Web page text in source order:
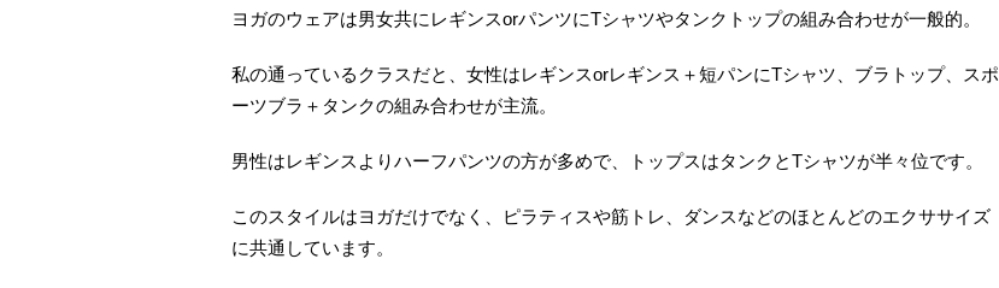
ヨガのウェアは男女共にレギンスorパンツにTシャツやタンクトップの組み合わせが一般的。
私の通っているクラスだと、女性はレギンスorレギンス＋短パンにTシャツ、ブラトップ、スポ
ーツブラ＋タンクの組み合わせが主流。
男性はレギンスよりハーフパンツの方が多めで、トップスはタンクとTシャツが半々位です。
このスタイルはヨガだけでなく、ピラティスや筋トレ、ダンスなどのほとんどのエクササイズ
に共通しています。